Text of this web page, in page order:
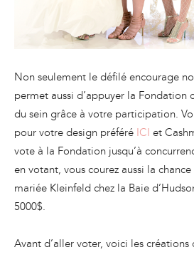
Non seulement le défilé encourage
permet aussi d’appuyer la Fondation
du sein grâce à votre participation.
pour votre design préféré ICI et
vote à la Fondation jusqu’à
en votant, vous courez aussi la
mariée Kleinfeld chez la Baie
5000$.
Avant d’aller voter, voici les